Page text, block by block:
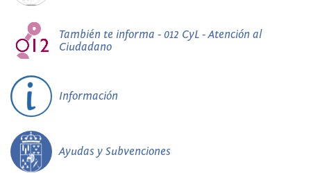
También te informa - 012 CyL - Atención al
Ciudadano
Información
Ayudas y Subvenciones